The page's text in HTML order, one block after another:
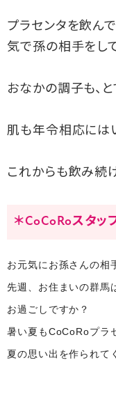
プラセンタを飲んで
気で孫の相手をし
おなかの調子も、と
肌も年令相応には
これからも飲み続
＊CoCoRoスタッ
お元気にお孫さんの相
先週、お住まいの群馬
お過ごしですか？
暑い夏もCoCoRoプラ
夏の思い出を作られて